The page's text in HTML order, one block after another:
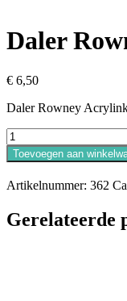
Daler
€ 6,50
Daler Rowney
Daler
Rowney
Prussian
Blue
aantal
Toevoegen aan
Artikelnummer: 362
Gerelateerde